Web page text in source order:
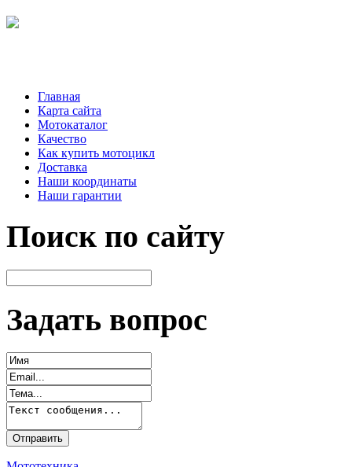
Главная
Карта сайта
Мотокаталог
Качество
Как купить мотоцикл
Доставка
Наши координаты
Наши гарантии
Поиск по сайту
Задать вопрос